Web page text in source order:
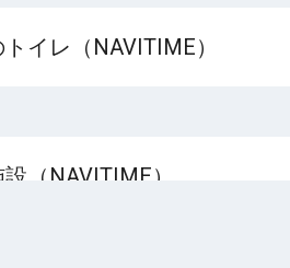
イレ（NAVITIME）
（NAVITIME）